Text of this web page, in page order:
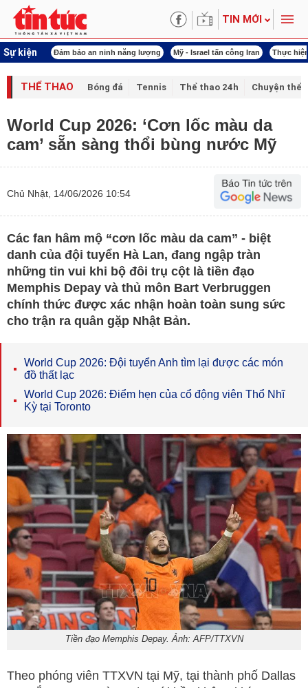
TIN MỚI
Sự kiện
khóa XVI Đảm bảo an ninh năng lượng Mỹ - Israel tấn công Iran Thực
THỂ THAO Bóng đá Tennis Thể thao 24h Chuyện thể
World Cup 2026: ‘Cơn lốc màu da
cam’ sẵn sàng thổi bùng nước Mỹ
Chủ Nhật, 14/06/2026 10:54
Các fan hâm mộ “cơn lốc màu da cam” - biệt
danh của đội tuyển Hà Lan, đang ngập tràn
những tin vui khi bộ đôi trụ cột là tiền đạo
Memphis Depay và thủ môn Bart Verbruggen
chính thức được xác nhận hoàn toàn sung sức
cho trận ra quân gặp Nhật Bản.
World Cup 2026: Đội tuyển Anh tìm lại được các món
đồ thất lạc
World Cup 2026: Điểm hẹn của cổ động viên Thổ Nhĩ
Kỳ tại Toronto
Tiền đạo Memphis Depay. Ảnh: AFP/TTXVN
Theo phóng viên TTXVN tại Mỹ, tại thành phố Dallas